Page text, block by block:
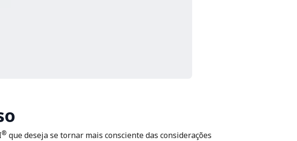
® que deseja se tornar mais consciente das considerações